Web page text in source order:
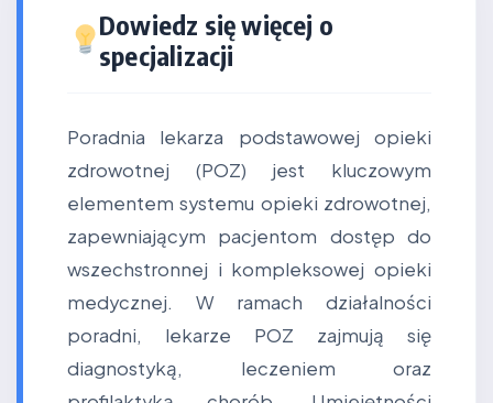
Dowiedz się więcej o
specjalizacji
Poradnia lekarza podstawowej opieki
zdrowotnej (POZ) jest kluczowym
elementem systemu opieki zdrowotnej,
zapewniającym pacjentom dostęp do
wszechstronnej i kompleksowej opieki
medycznej. W ramach działalności
poradni, lekarze POZ zajmują się
diagnostyką, leczeniem oraz